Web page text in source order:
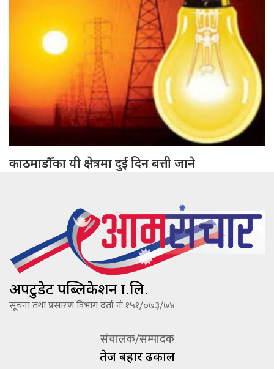
काठमाडौँका यी क्षेत्रमा दुई दिन बत्ती जाने
अपटुडेट पब्लिकेशन प्रा.लि.
सूचना तथा प्रसारण विभाग दर्ता नंः १५१/०७३/७४
संचालक/सम्पादक
तेज बहादूर ढकाल